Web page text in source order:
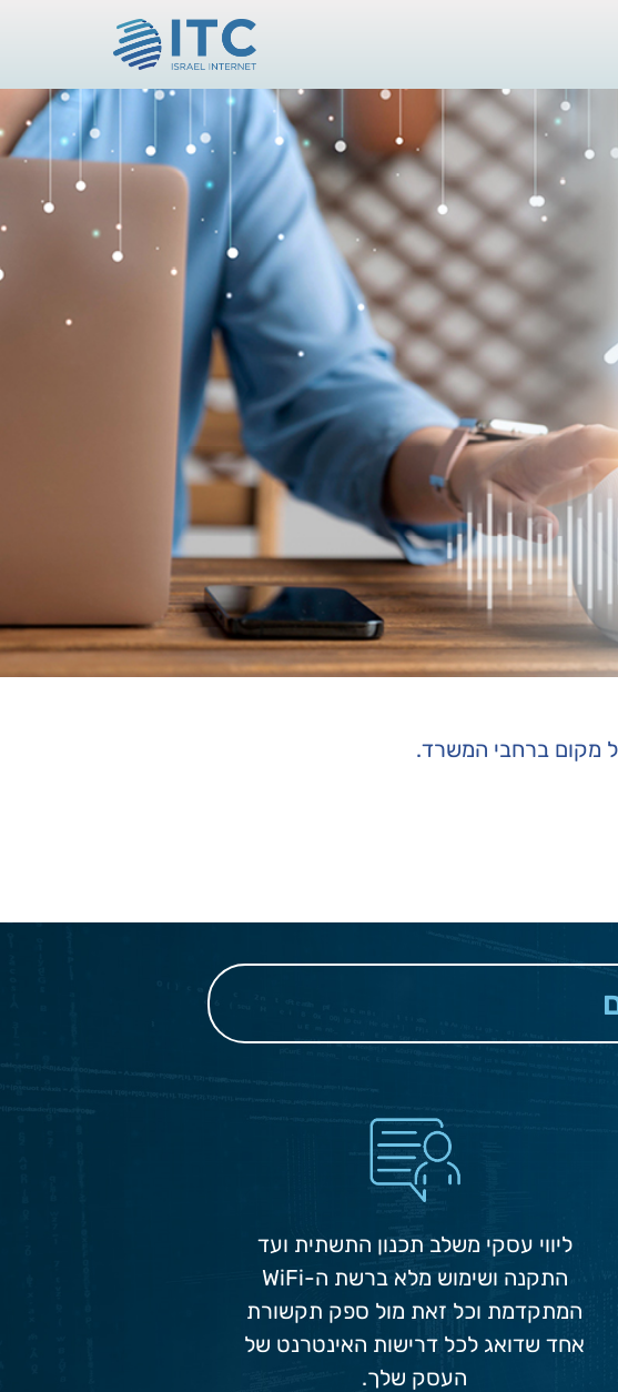
מקום ברחבי המשרד.
ליווי עסקי משלב תכנון התשתית ועד
התקנה ושימוש מלא ברשת ה-WiFi
המתקדמת וכל זאת מול ספק תקשורת
אחד שדואג לכל דרישות האינטרנט של
העסק שלך.